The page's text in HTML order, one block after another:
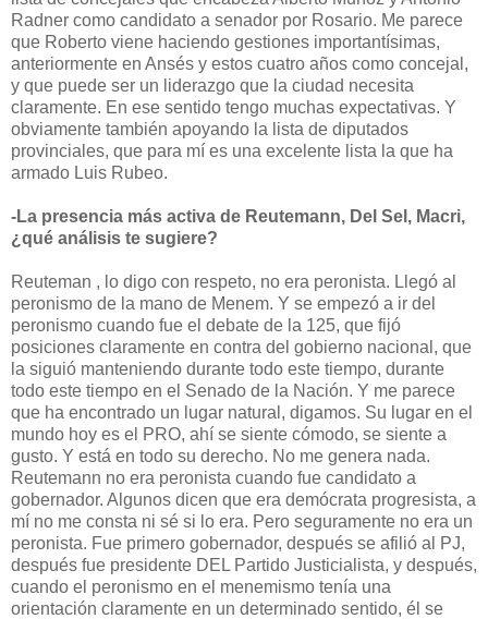
Radner como candidato a senador por Rosario. Me parece
que Roberto viene haciendo gestiones importantísimas,
anteriormente en Ansés y estos cuatro años como concejal,
y que puede ser un liderazgo que la ciudad necesita
claramente. En ese sentido tengo muchas expectativas. Y
obviamente también apoyando la lista de diputados
provinciales, que para mí es una excelente lista la que ha
armado Luis Rubeo.
-La presencia más activa de Reutemann, Del Sel, Macri,
¿qué análisis te sugiere?
Reuteman , lo digo con respeto, no era peronista. Llegó al
peronismo de la mano de Menem. Y se empezó a ir del
peronismo cuando fue el debate de la 125, que fijó
posiciones claramente en contra del gobierno nacional, que
la siguió manteniendo durante todo este tiempo, durante
todo este tiempo en el Senado de la Nación. Y me parece
que ha encontrado un lugar natural, digamos. Su lugar en el
mundo hoy es el PRO, ahí se siente cómodo, se siente a
gusto. Y está en todo su derecho. No me genera nada.
Reutemann no era peronista cuando fue candidato a
gobernador. Algunos dicen que era demócrata progresista, a
mí no me consta ni sé si lo era. Pero seguramente no era un
peronista. Fue primero gobernador, después se afilió al PJ,
después fue presidente DEL Partido Justicialista, y después,
cuando el peronismo en el menemismo tenía una
orientación claramente en un determinado sentido, él se